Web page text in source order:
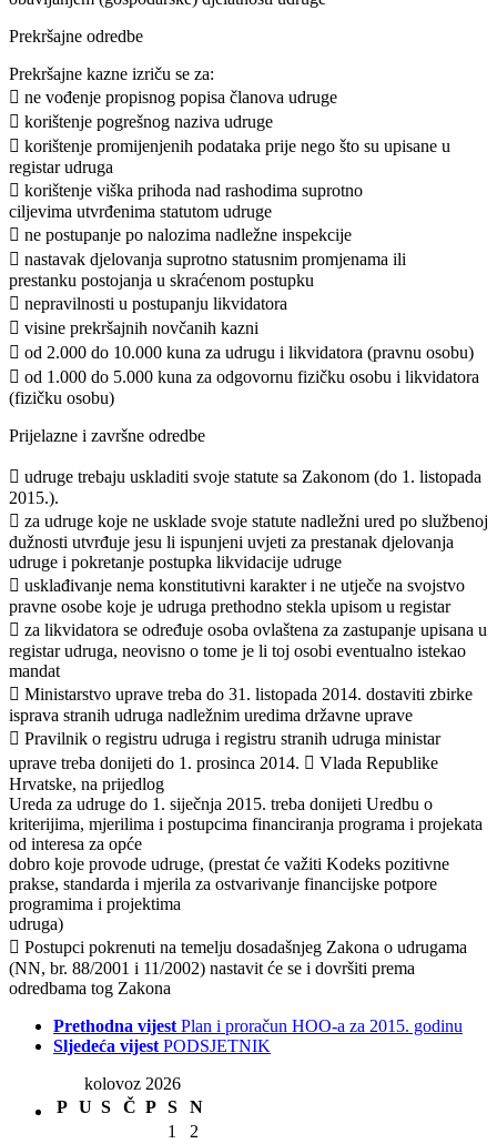
Prekršajne odredbe
Prekršajne kazne izriču se za:
 ne vođenje propisnog popisa članova udruge
 korištenje pogrešnog naziva udruge
 korištenje promijenjenih podataka prije nego što su upisane u
registar udruga
 korištenje viška prihoda nad rashodima suprotno
ciljevima utvrđenima statutom udruge
 ne postupanje po nalozima nadležne inspekcije
 nastavak djelovanja suprotno statusnim promjenama ili
prestanku postojanja u skraćenom postupku
 nepravilnosti u postupanju likvidatora
 visine prekršajnih novčanih kazni
 od 2.000 do 10.000 kuna za udrugu i likvidatora (pravnu osobu)
 od 1.000 do 5.000 kuna za odgovornu fizičku osobu i likvidatora
(fizičku osobu)
Prijelazne i završne odredbe
 udruge trebaju uskladiti svoje statute sa Zakonom (do 1. listopada
2015.).
 za udruge koje ne usklade svoje statute nadležni ured po službenoj
dužnosti utvrđuje jesu li ispunjeni uvjeti za prestanak djelovanja
udruge i pokretanje postupka likvidacije udruge
 usklađivanje nema konstitutivni karakter i ne utječe na svojstvo
pravne osobe koje je udruga prethodno stekla upisom u registar
 za likvidatora se određuje osoba ovlaštena za zastupanje upisana u
registar udruga, neovisno o tome je li toj osobi eventualno istekao
mandat
 Ministarstvo uprave treba do 31. listopada 2014. dostaviti zbirke
isprava stranih udruga nadležnim uredima državne uprave
 Pravilnik o registru udruga i registru stranih udruga ministar
uprave treba donijeti do 1. prosinca 2014.  Vlada Republike
Hrvatske, na prijedlog
Ureda za udruge do 1. siječnja 2015. treba donijeti Uredbu o
kriterijima, mjerilima i postupcima financiranja programa i projekata
od interesa za opće
dobro koje provode udruge, (prestat će važiti Kodeks pozitivne
prakse, standarda i mjerila za ostvarivanje financijske potpore
programima i projektima
udruga)
 Postupci pokrenuti na temelju dosadašnjeg Zakona o udrugama
(NN, br. 88/2001 i 11/2002) nastavit će se i dovršiti prema
odredbama tog Zakona
Prethodna vijest Plan i proračun HOO-a za 2015. godinu
Sljedeća vijest PODSJETNIK
kolovoz 2026
P U S Č P S
N
1
2